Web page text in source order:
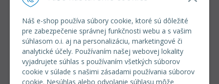
Náš e-shop používa súbory cookie, ktoré sú dôležité
pre zabezpečenie správnej funkčnosti webu a s vašim
súhlasom o.i. aj na personalizáciu, marketingové či
analytické účely. Používaním našej webovej lokality
vyjadrujete súhlas s používaním všetkých súborov
cookie v súlade s našimi zásadami používania súborov
cookie. Nesúhlas alebo odvolanie súhlasu môže
VŠETKO O NÁKUPE
REGISTRÁCIA VEĽKOOBCHOD
Formulár na odsúpenie od zmluvy
Doprava a platba
Všeobecné obchodné podmienky